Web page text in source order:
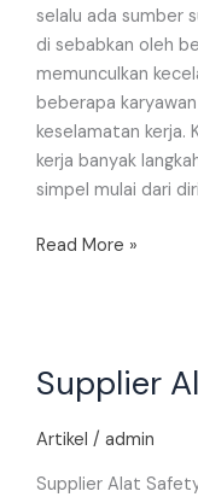
selalu ada sumber
di sebabkan oleh
memunculkan
beberapa
keselamatan kerja.
kerja banyak
simpel mulai dari
Read More »
Supplier
Artikel / admin
Supplier Alat
Alat
Safety
di